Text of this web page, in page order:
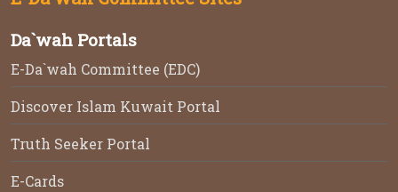
Da`wah Portals
E-Da`wah Committee (EDC)
Discover Islam Kuwait Portal
Truth Seeker Portal
E-Cards